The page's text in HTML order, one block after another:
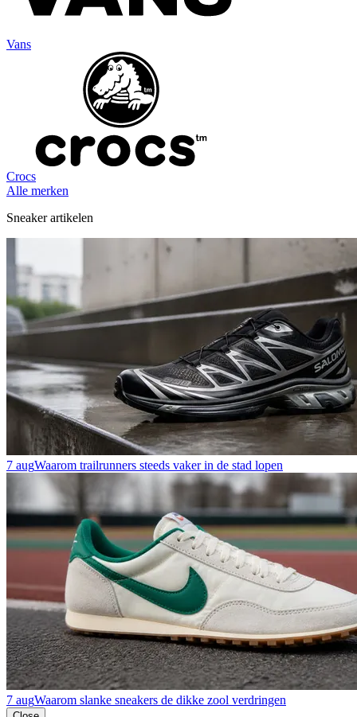
Vans
Crocs
Alle merken
Sneaker artikelen
7 augWaarom trailrunners steeds vaker in de stad lopen
7 augWaarom slanke sneakers de dikke zool verdringen